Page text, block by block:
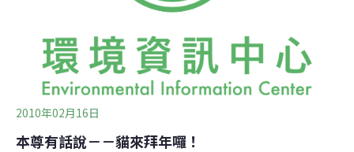
老虎是因為擁有成對的白色隱性基因（aa），而顯現「蒼
存活，白色基因是人類刻意保留的缺陷，只因為那是「特
別的」。六福村讓黃、白老虎雜交，
2010年02月16日
本尊有話說－－貓來拜年囉！